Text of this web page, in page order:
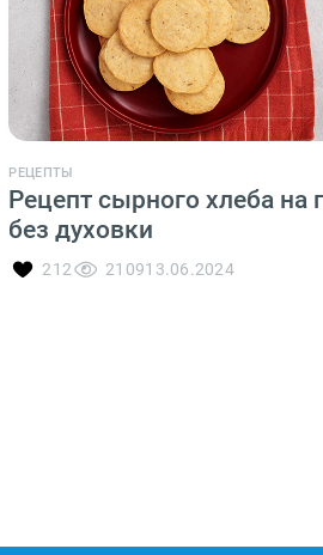
РЕЦЕПТЫ
Рецепт сырного хлеба на
без духовки
212 210913.06.2024